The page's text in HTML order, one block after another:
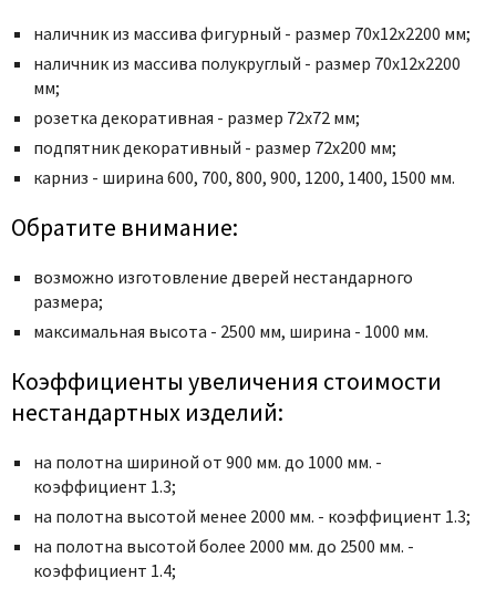
Zadoor
наличник из массива фигурный - размер 70х12х2200 мм;
наличник из массива полукруглый - размер 70х12х2200
мм;
розетка декоративная - размер 72х72 мм;
подпятник декоративный - размер 72х200 мм;
карниз - ширина 600, 700, 800, 900, 1200, 1400, 1500 мм.
Обратите внимание:
возможно изготовление дверей нестандарного
размера;
максимальная высота - 2500 мм, ширина - 1000 мм.
Коэффициенты увеличения стоимости
нестандартных изделий:
на полотна шириной от 900 мм. до 1000 мм. -
коэффициент 1.3;
на полотна высотой менее 2000 мм. - коэффициент 1.3;
на полотна высотой более 2000 мм. до 2500 мм. -
коэффициент 1.4;